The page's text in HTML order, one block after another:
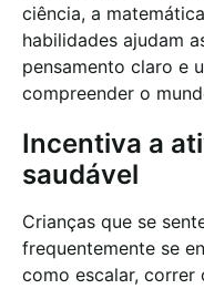
ciência, a
habilidades ajudam
pensamento claro e
compreender o
Incentiva a
saudável
Crianças que se
frequentemente se
como escalar, correr